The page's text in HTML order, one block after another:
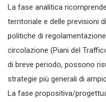
La fase analitica
territoriale e delle previsioni
politiche di
circolazione (Piani del
di breve periodo, possono
strategie più generali di
La fase propositiva/